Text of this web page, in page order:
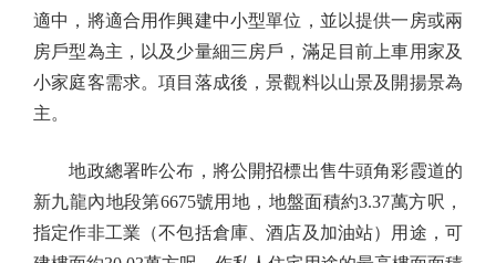
適中，將適合用作興建中小型單位，並以提供一房或兩
房戶型為主，以及少量細三房戶，滿足目前上車用家及
小家庭客需求。項目落成後，景觀料以山景及開揚景為
主。
地政總署昨公布，將公開招標出售牛頭角彩霞道的
新九龍內地段第6675號用地，地盤面積約3.37萬方呎，
指定作非工業（不包括倉庫、酒店及加油站）用途，可